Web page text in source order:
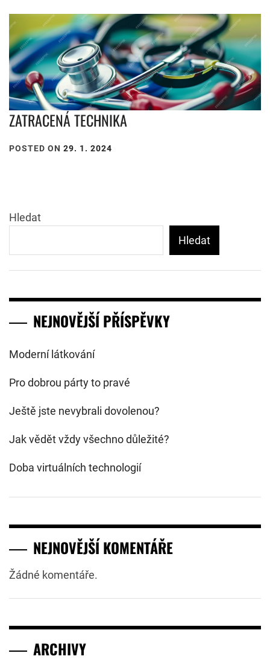
ZATRACENÁ TECHNIKA
POSTED ON 29. 1. 2024
Hledat
Hledat
NEJNOVĚJŠÍ PŘÍSPĚVKY
Moderní látkování
Pro dobrou párty to pravé
Ještě jste nevybrali dovolenou?
Jak vědět vždy všechno důležité?
Doba virtuálních technologií
NEJNOVĚJŠÍ KOMENTÁŘE
Žádné komentáře.
ARCHIVY